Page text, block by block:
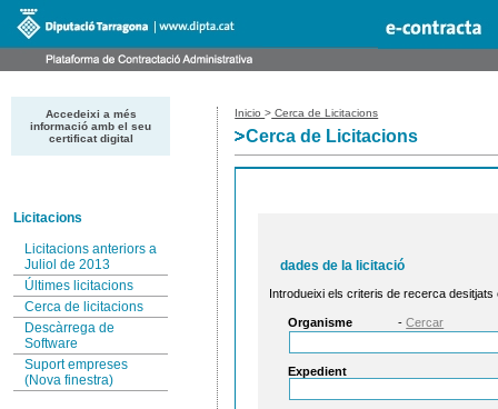
Accedeixi a més
informació amb el seu
certificat digital
Licitacions
Licitacions anteriors a
Juliol de 2013
Últimes licitacions
Cerca de licitacions
Descàrrega de
Software
Suport empreses
(Nova finestra)
Inicio> Cerca de Licitacions
Cerca de Licitacions
Introdueixi els criteris de recerca desitjats
dades de la licitació
Organisme -Cercar
Expedient